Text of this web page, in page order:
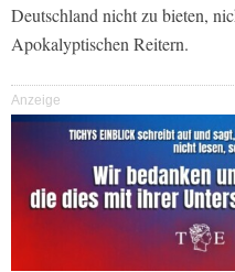
Deutschland nicht zu bieten,
Apokalyptischen Reitern.
Anzeige